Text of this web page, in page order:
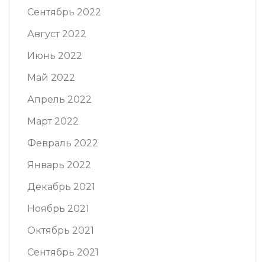
Сентябрь 2022
Август 2022
Июнь 2022
Май 2022
Апрель 2022
Март 2022
Февраль 2022
Январь 2022
Декабрь 2021
Ноябрь 2021
Октябрь 2021
Сентябрь 2021